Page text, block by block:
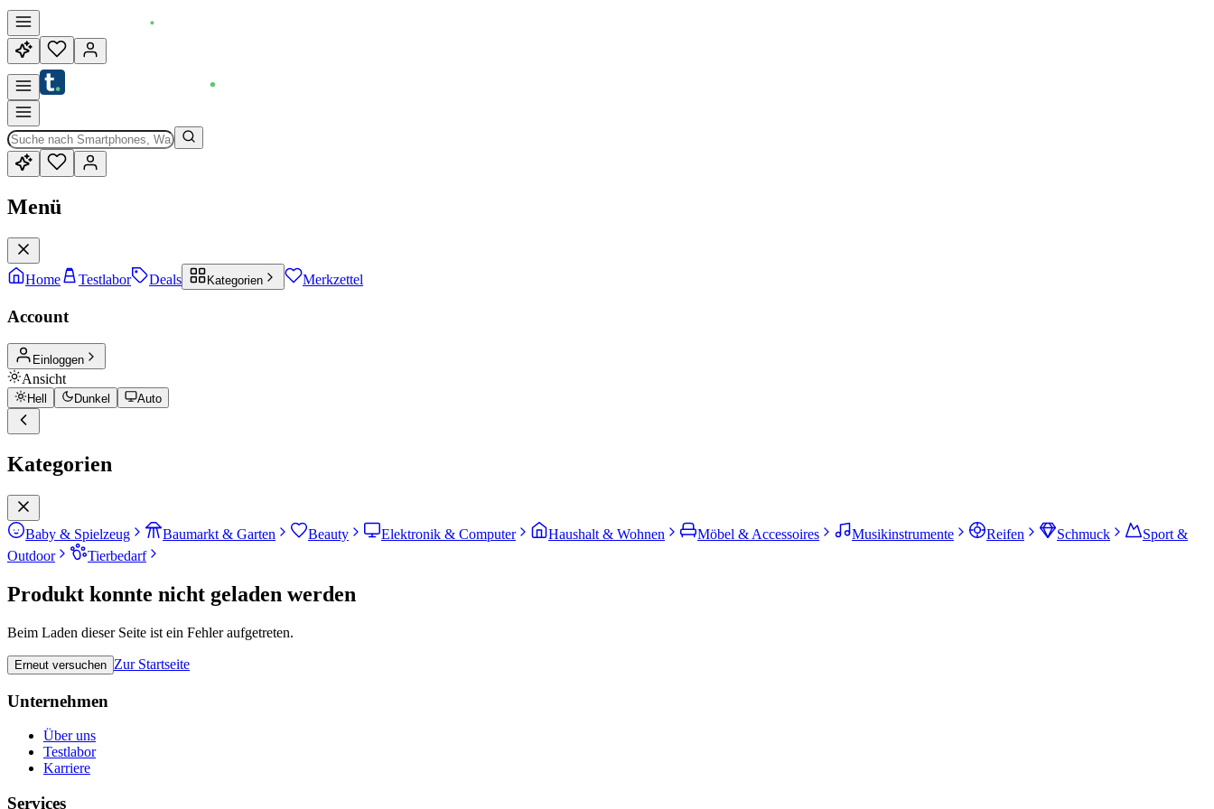
Menü
Home Testlabor Deals Kategorien Merkzettel
Account
Einloggen
Ansicht
Hell Dunkel Auto
Kategorien
Baby & Spielzeug Baumarkt & Garten Beauty Elektronik & Computer Haushalt & Wohnen Möbel & Accessoires Musikinstrumente Reifen Schmuck
Sport &
Outdoor
Tierbedarf
Produkt konnte nicht geladen werden
Beim Laden dieser Seite ist ein Fehler aufgetreten.
Erneut versuchen Zur Startseite
Unternehmen
Über uns
Testlabor
Karriere
Services